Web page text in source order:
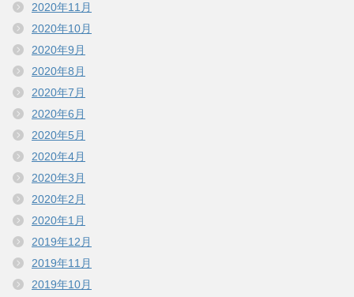
2020年11月
2020年10月
2020年9月
2020年8月
2020年7月
2020年6月
2020年5月
2020年4月
2020年3月
2020年2月
2020年1月
2019年12月
2019年11月
2019年10月